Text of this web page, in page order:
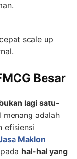
scale up
Besar
lagi satu-
menang adalah
efisiensi
Maklon
hal-hal yang